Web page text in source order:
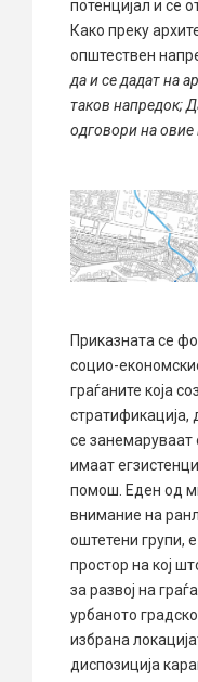
потенцијал и се
Како преку
општествен
да и се дадат на
таков напредок;
одговори на овие
Приказната се
социо-
граѓаните која
се занемаруваат
имаат
помош. Еден од
внимание на
оштетени групи,
простор на кој
за развој на
урбаното
избрана
диспозиција